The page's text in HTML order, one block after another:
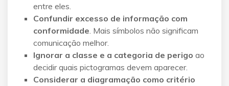
entre eles.
Confundir excesso de informação com
conformidade. Mais símbolos não significam
comunicação melhor.
Ignorar a classe e a categoria de perigo ao
decidir quais pictogramas devem aparecer.
Considerar a diagramação como critério